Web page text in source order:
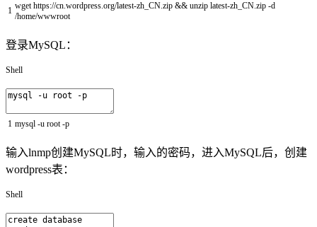
1 wgethttps://cn.wordpress.org/latest-zh_CN.zip && unzip latest-zh_CN.zip -d
/home/wwwroot
登录MySQL：
Shell
1 mysql -u root -p
输入lnmp创建MySQL时，输入的密码，进入MySQL后，创建
wordpress表：
Shell